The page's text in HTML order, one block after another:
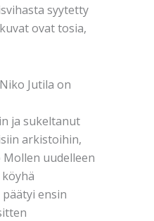
syytetty
ovat tosia,
Jutila on
ja sukeltanut
arkistoihin,
uudelleen
ensin